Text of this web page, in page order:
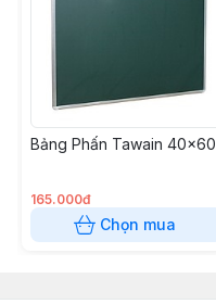
Bảng Phấn Tawain 40x60
165.000đ
Chọn mua